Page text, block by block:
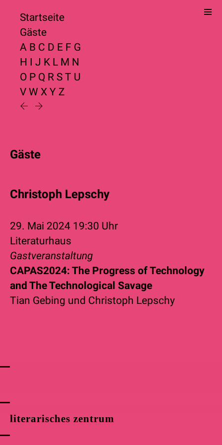
literarisches zentrum
Startseite
Gäste
A B C D E F G
H I J K L M N
O P Q R S T U
V W X Y Z
Gäste
Christoph Lepschy
29. Mai 2024 19:30 Uhr
Literaturhaus
Gastveranstaltung
CAPAS2024: The Progress of Technology
and The Technological Savage
Tian Gebing und Christoph Lepschy